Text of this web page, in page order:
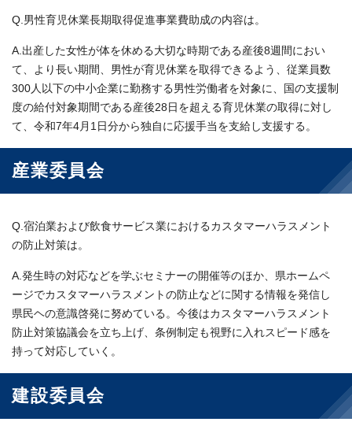
Q.男性育児休業長期取得促進事業費助成の内容は。
A.出産した女性が体を休める大切な時期である産後8週間におい
て、より長い期間、男性が育児休業を取得できるよう、従業員数
300人以下の中小企業に勤務する男性労働者を対象に、国の支援制
度の給付対象期間である産後28日を超える育児休業の取得に対し
て、令和7年4月1日分から独自に応援手当を支給し支援する。
産業委員会
Q.宿泊業および飲食サービス業におけるカスタマーハラスメント
の防止対策は。
A.発生時の対応などを学ぶセミナーの開催等のほか、県ホームペ
ージでカスタマーハラスメントの防止などに関する情報を発信し
県民ヘの意識啓発に努めている。今後はカスタマーハラスメント
防止対策協議会を立ち上げ、条例制定も視野に入れスピード感を
持って対応していく。
建設委員会